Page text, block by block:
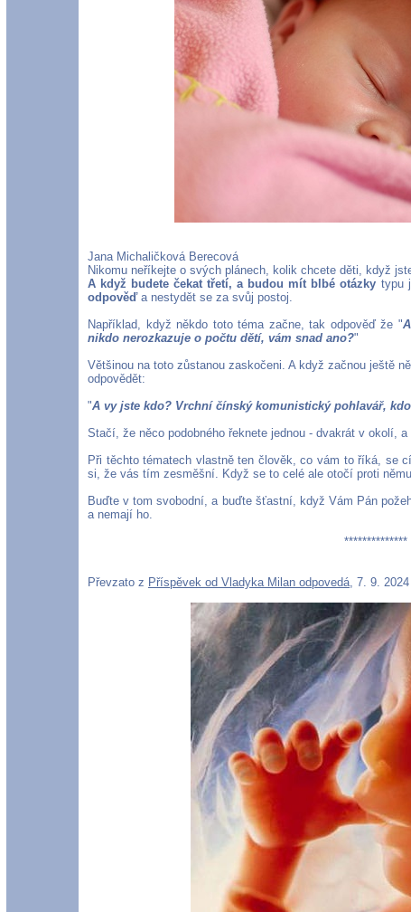
Jana Michaličková Berecová
Nikomu neříkejte o svých plánech, kolik chcete děti, když
A když budete čekat třetí, a budou mít blbé otázky typu
odpověďa nestydět se za svůj postoj.
Například, když někdo toto téma začne, tak odpověď že "
nikdo nerozkazuje o počtu dětí, vám snad ano?"
Většinou na toto zůstanou zaskočeni. A když začnou ještě
odpovědět:
"A vy jste kdo? Vrchní čínský komunistický pohlavář,
Stačí, že něco podobného řeknete jednou - dvakrát v okolí,
Při těchto tématech vlastně ten člověk, co vám to říká, se
si, že vás tím zesměšní. Když se to celé ale otočí proti
Buďte v tom svobodní, a buďte šťastní, když Vám Pán
a nemají ho.
**************
Převzato z Příspěvek od Vladyka Milan odpovedá, 7. 9. 2024